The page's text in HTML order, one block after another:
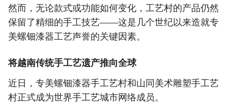
然而，无论款式或功能如何变化，工艺村的产品仍然
保留了精细的手工技艺——这是几个世纪以来造就专
美螺钿漆器工艺声誉的关键因素。
将越南传统手工艺遗产推向全球
近日，专美螺钿漆器手工艺村和山同美术雕塑手工艺
村正式成为世界手工艺城市网络成员。